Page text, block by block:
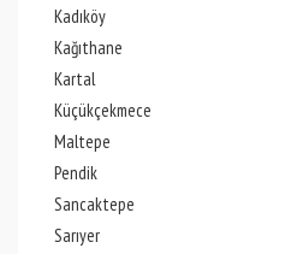
Kadıköy
Kağıthane
Kartal
Küçükçekmece
Maltepe
Pendik
Sancaktepe
Sarıyer